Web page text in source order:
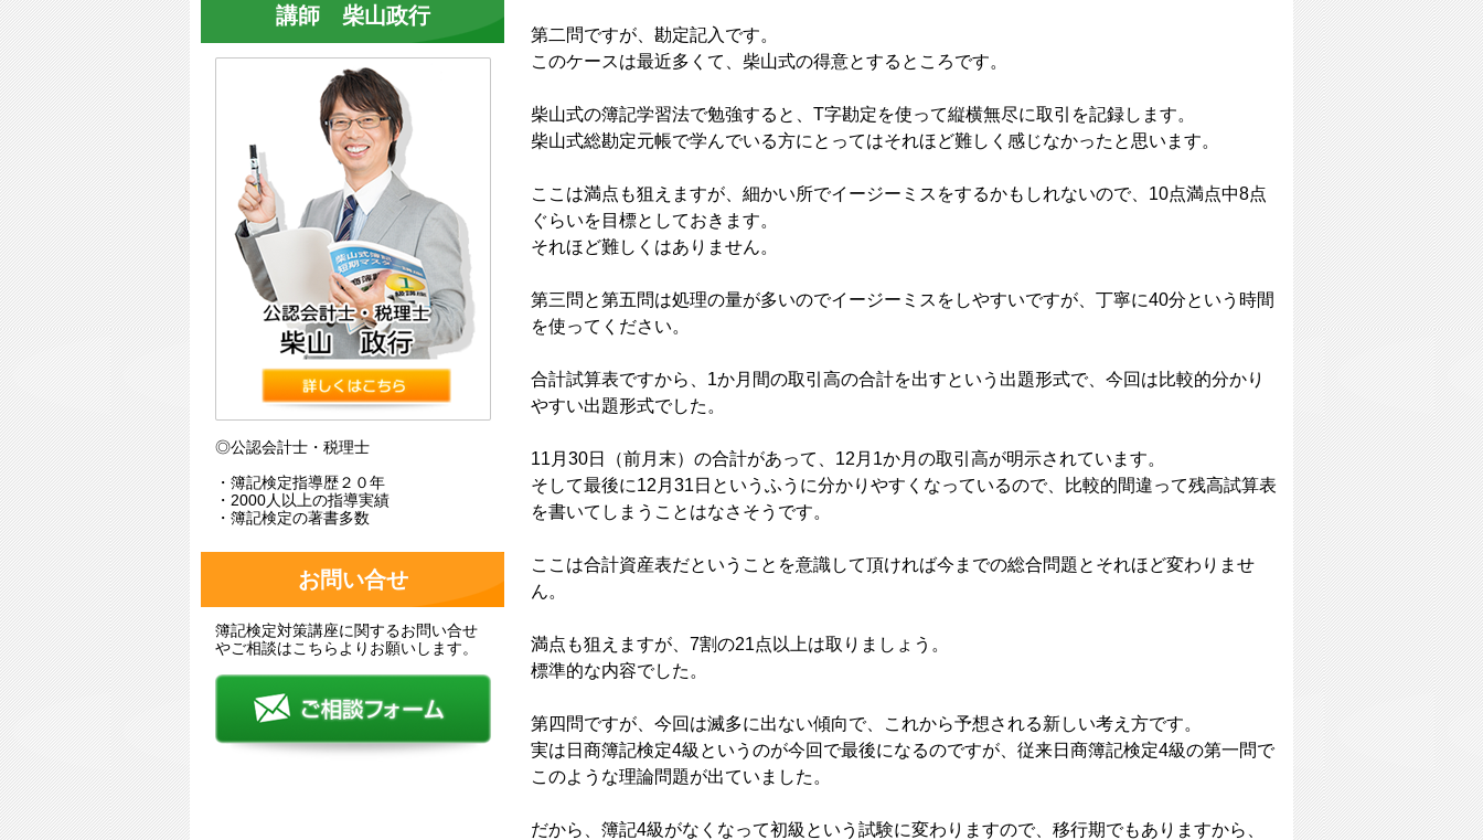
第二問ですが、勘定記入です。
このケースは最近多くて、柴山式の得意とするところです。
柴山式の簿記学習法で勉強すると、T字勘定を使って縦横無尽に取引を記録します。
柴山式総勘定元帳で学んでいる方にとってはそれほど難しく感じなかったと思います。
ここは満点も狙えますが、細かい所でイージーミスをするかもしれないので、10点満点中8点
ぐらいを目標としておきます。
それほど難しくはありません。
第三問と第五問は処理の量が多いのでイージーミスをしやすいですが、丁寧に40分という時間
を使ってください。
合計試算表ですから、1か月間の取引高の合計を出すという出題形式で、今回は比較的分かり
やすい出題形式でした。
11月30日（前月末）の合計があって、12月1か月の取引高が明示されています。
そして最後に12月31日というふうに分かりやすくなっているので、比較的間違って残高試算表
を書いてしまうことはなさそうです。
ここは合計資産表だということを意識して頂ければ今までの総合問題とそれほど変わりませ
ん。
満点も狙えますが、7割の21点以上は取りましょう。
標準的な内容でした。
第四問ですが、今回は滅多に出ない傾向で、これから予想される新しい考え方です。
実は日商簿記検定4級というのが今回で最後になるのですが、従来日商簿記検定4級の第一問で
このような理論問題が出ていました。
だから、簿記4級がなくなって初級という試験に変わりますので、移行期でもありますから、
講師 柴山政行
◎公認会計士・税理士
・簿記検定指導歴２０年
・2000人以上の指導実績
・簿記検定の著書多数
お問い合せ
簿記検定対策講座に関するお問い合せ
やご相談はこちらよりお願いします。